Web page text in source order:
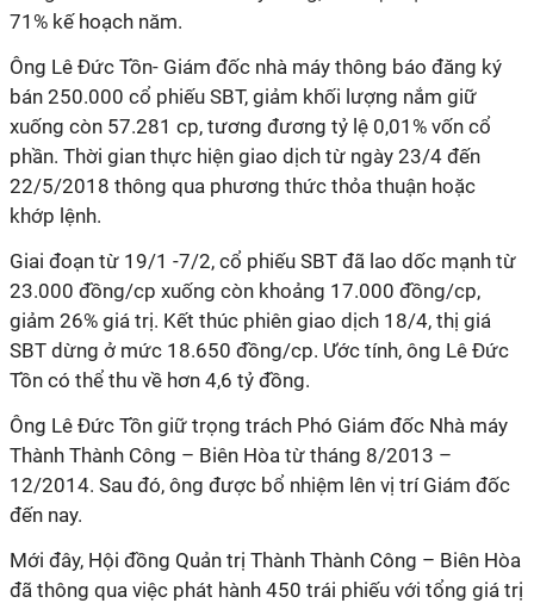
71% kế hoạch năm.
Ông Lê Đức Tồn- Giám đốc nhà máy thông báo đăng ký
bán 250.000 cổ phiếu SBT, giảm khối lượng nắm giữ
xuống còn 57.281 cp, tương đương tỷ lệ 0,01% vốn cổ
phần. Thời gian thực hiện giao dịch từ ngày 23/4 đến
22/5/2018 thông qua phương thức thỏa thuận hoặc
khớp lệnh.
Giai đoạn từ 19/1 -7/2, cổ phiếu SBT đã lao dốc mạnh từ
23.000 đồng/cp xuống còn khoảng 17.000 đồng/cp,
giảm 26% giá trị. Kết thúc phiên giao dịch 18/4, thị giá
SBT dừng ở mức 18.650 đồng/cp. Ước tính, ông Lê Đức
Tồn có thể thu về hơn 4,6 tỷ đồng.
Ông Lê Đức Tồn giữ trọng trách Phó Giám đốc Nhà máy
Thành Thành Công – Biên Hòa từ tháng 8/2013 –
12/2014. Sau đó, ông được bổ nhiệm lên vị trí Giám đốc
đến nay.
Mới đây, Hội đồng Quản trị Thành Thành Công – Biên Hòa
đã thông qua việc phát hành 450 trái phiếu với tổng giá trị